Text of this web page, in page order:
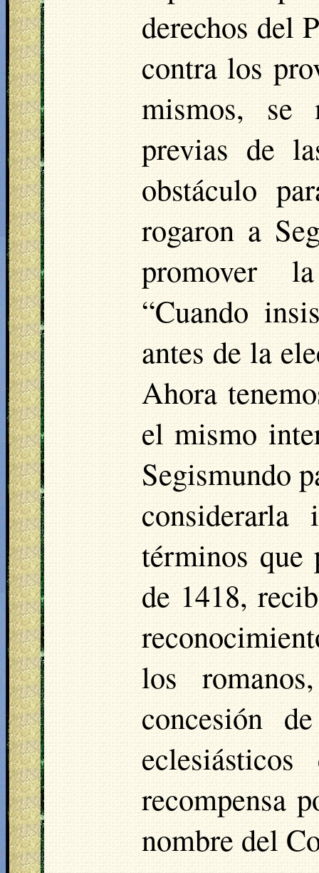
derechos del
contra los
mismos, se
previas de
obstáculo
rogaron a
promover
“Cuando
antes de la
Ahora
el mismo
Segismundo
términos que
de 1418,
los
concesión
recompensa
nombre del